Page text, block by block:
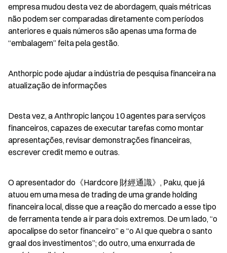
empresa mudou desta vez de abordagem, quais métricas
não podem ser comparadas diretamente com períodos
anteriores e quais números são apenas uma forma de
“embalagem” feita pela gestão.
Anthorpic pode ajudar a indústria de pesquisa financeira na
atualização de informações
Desta vez, a Anthropic lançou 10 agentes para serviços
financeiros, capazes de executar tarefas como montar
apresentações, revisar demonstrações financeiras,
escrever credit memo e outras.
O apresentador do《Hardcore 財經通識》, Paku, que já
atuou em uma mesa de trading de uma grande holding
financeira local, disse que a reação do mercado a esse tipo
de ferramenta tende a ir para dois extremos. De um lado, “o
apocalipse do setor financeiro” e “o AI que quebra o santo
graal dos investimentos”; do outro, uma enxurrada de